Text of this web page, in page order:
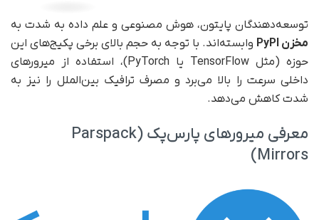
توسعه‌دهندگان پایتون، هوش مصنوعی و علم داده به شدت به
مخزن PyPI وابسته‌اند. با توجه به حجم بالای برخی پکیج‌های این
حوزه (مثل TensorFlow یا PyTorch)، استفاده از میرورهای
داخلی سرعت را بالا می‌برد و مصرف ترافیک بین‌الملل را نیز به
شدت کاهش می‌دهد.
معرفی میرورهای پارس‌پک (Parspack
Mirrors)